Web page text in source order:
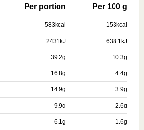
Per portion Per 100 g
583kcal 153kcal
2431kJ 638.1kJ
39.2g 10.3g
16.8g 4.4g
14.9g 3.9g
9.9g 2.6g
6.1g 1.6g